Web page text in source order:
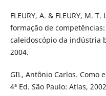
FLEURY, A. & FLEURY, M.
formação de
caleidoscópio da indústria
2004.
GIL, Antônio Carlos. Como
4ª Ed. São Paulo: Atlas,